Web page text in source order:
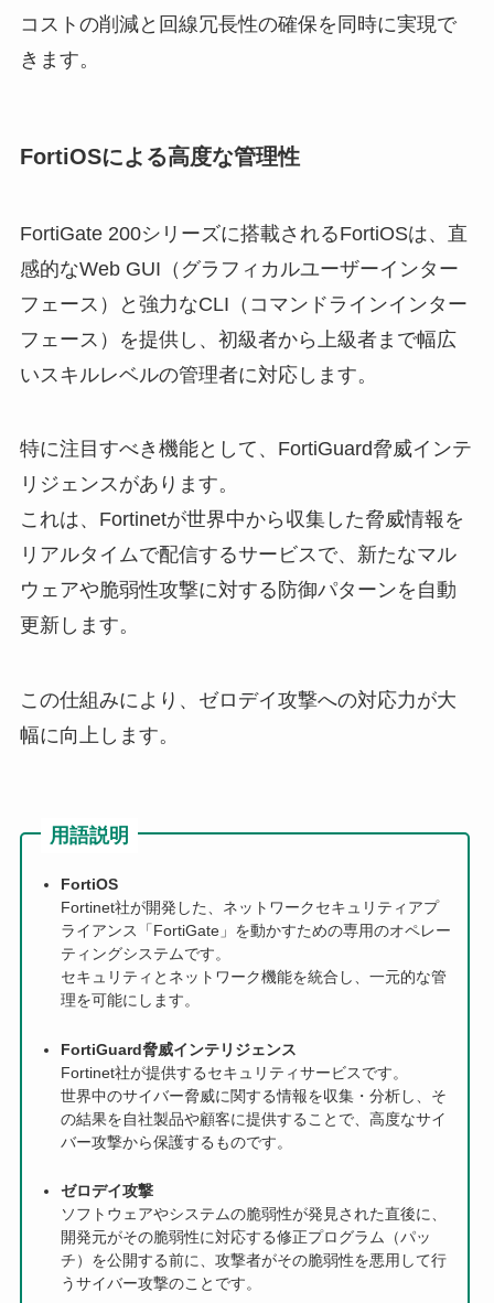
コストの削減と回線冗長性の確保を同時に実現で
きます。
FortiOSによる高度な管理性
FortiGate 200シリーズに搭載されるFortiOSは、直
感的なWeb GUI（グラフィカルユーザーインター
フェース）と強力なCLI（コマンドラインインター
フェース）を提供し、初級者から上級者まで幅広
いスキルレベルの管理者に対応します。
特に注目すべき機能として、FortiGuard脅威インテ
リジェンスがあります。
これは、Fortinetが世界中から収集した脅威情報を
リアルタイムで配信するサービスで、新たなマル
ウェアや脆弱性攻撃に対する防御パターンを自動
更新します。
この仕組みにより、ゼロデイ攻撃への対応力が大
幅に向上します。
用語説明
FortiOS
Fortinet社が開発した、ネットワークセキュリティアプ
ライアンス「FortiGate」を動かすための専用のオペレー
ティングシステムです。
セキュリティとネットワーク機能を統合し、一元的な管
理を可能にします。
FortiGuard脅威インテリジェンス
Fortinet社が提供するセキュリティサービスです。
世界中のサイバー脅威に関する情報を収集・分析し、そ
の結果を自社製品や顧客に提供することで、高度なサイ
バー攻撃から保護するものです。
ゼロデイ攻撃
ソフトウェアやシステムの脆弱性が発見された直後に、
開発元がその脆弱性に対応する修正プログラム（パッ
チ）を公開する前に、攻撃者がその脆弱性を悪用して行
うサイバー攻撃のことです。